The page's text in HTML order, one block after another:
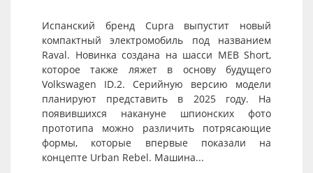
Испанский бренд Cupra выпустит новый
компактный электромобиль под названием
Raval. Новинка создана на шасси MEB Short,
которое также ляжет в основу будущего
Volkswagen ID.2. Серийную версию модели
планируют представить в 2025 году. На
появившихся накануне шпионских фото
прототипа можно различить потрясающие
формы, которые впервые показали на
концепте Urban Rebel. Машина...